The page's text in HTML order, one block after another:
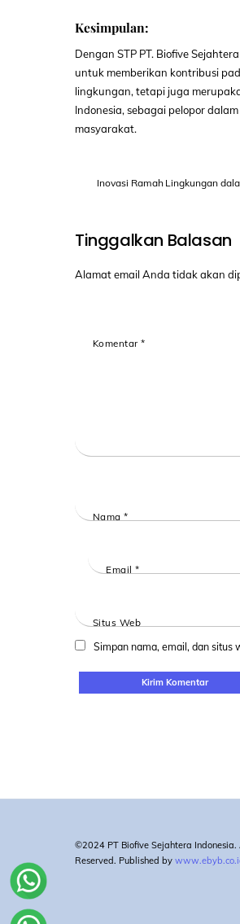
Kesimpulan:
Dengan STP PT. Biofive
untuk memberikan kontribusi
lingkungan, tetapi juga
Indonesia, sebagai pelopor
masyarakat.
Inovasi Ramah Lingkungan
Tinggalkan Balasan
Alamat email Anda tidak akan
Komentar*
Nama*
Email*
Situs Web
Simpan nama, email, dan situs
©2024 PT Biofive Sejahtera Indonesia.
Reserved. Published by